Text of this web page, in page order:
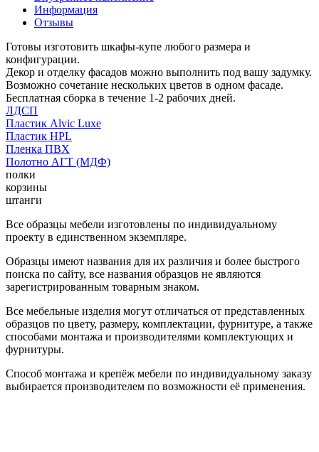
Информация
Отзывы
Готовы изготовить шкафы-купе любого размера и
конфигурации.
Декор и отделку фасадов можно выполнить под вашу задумку.
Возможно сочетание нескольких цветов в одном фасаде.
Бесплатная сборка в течение 1-2 рабочих дней.
ЛДСП
Пластик Alvic Luxe
Пластик HPL
Пленка ПВХ
Полотно АГТ (МДФ)
полки
корзины
штанги
Все образцы мебели изготовлены по индивидуальному
проекту в единственном экземпляре.
Образцы имеют названия для их различия и более быстрого
поиска по сайту, все названия образцов не являются
зарегистрированным товарным знаком.
Все мебельные изделия могут отличаться от представленных
образцов по цвету, размеру, комплектации, фурнитуре, а также
способами монтажа и производителями комплектующих и
фурнитуры.
Способ монтажа и крепёж мебели по индивидуальному заказу
выбирается производителем по возможности её применения.